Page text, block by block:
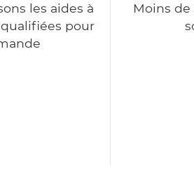
les aides à
pour
Moins de